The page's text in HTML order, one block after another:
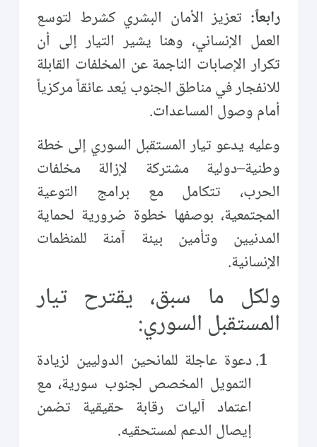
رابعاً: تعزيز الأمان البشري كشرط لتوسع
العمل الإنساني، وهنا يشير التيار إلى أن
تكرار الإصابات الناجمة عن المخلفات القابلة
للانفجار في مناطق الجنوب يُعد عائقاً مركزياً
أمام وصول المساعدات.
وعليه يدعو تيار المستقبل السوري إلى خطة
وطنية–دولية مشتركة لإزالة مخلفات
الحرب، تتكامل مع برامج التوعية
المجتمعية، بوصفها خطوة ضرورية لحماية
المدنيين وتأمين بيئة آمنة للمنظمات
الإنسانية.
ولكل ما سبق، يقترح تيار
المستقبل السوري:
دعوة عاجلة للمانحين الدوليين لزيادة
التمويل المخصص لجنوب سورية، مع
اعتماد آليات رقابة حقيقية تضمن
إيصال الدعم لمستحقيه.